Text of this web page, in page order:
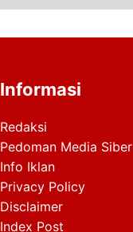
Informasi
Redaksi
Pedoman Media Siber
Info Iklan
Privacy Policy
Disclaimer
Index Post